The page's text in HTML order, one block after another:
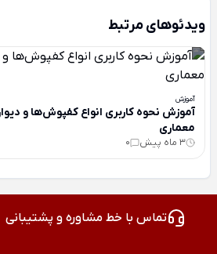
ویدئوهای مرتبط
آموزش
آموزش نحوه کاربری انواع کفپوش‌ها و
معماری
3 ماه پیش 0
تماس با خط مشاوره و پشتیبانی